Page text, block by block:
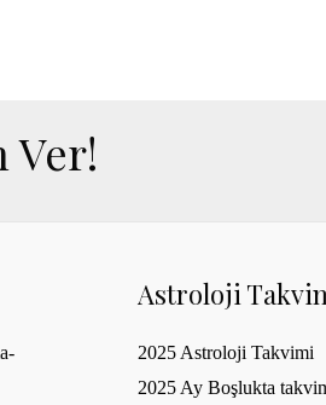
Ver!
Astroloji
2025 Astroloji Takvimi
2025 Ay Boşlukta